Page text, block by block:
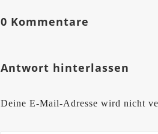
0 Kommentare
Antwort hinterlassen
Deine E-Mail-Adresse wird nicht